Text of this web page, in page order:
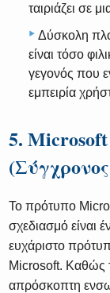
ταιριάζει σε
Δύσκολη
είναι τόσο
γεγονός που
εμπειρία
5.
Το πρότυπο
σχεδιασμό είναι
ευχάριστο
Microsoft. Καθώς
απρόσκοπτη